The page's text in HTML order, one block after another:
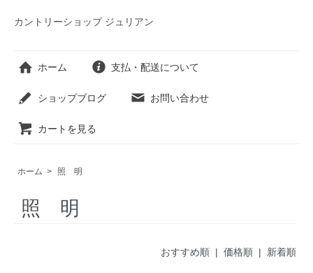
カントリーショップ ジュリアン
ホーム 支払・配送について
ショップブログ お問い合わせ
カートを見る
ホーム > 照 明
照 明
おすすめ順 | 価格順| 新着順